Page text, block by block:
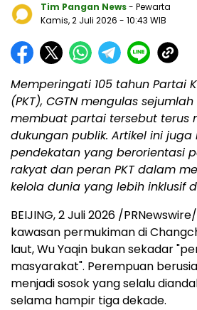
Tim Pangan News- Pewarta
Kamis, 2 Juli 2026 - 10:43 WIB
Memperingati 105 tahun Partai
(PKT), CGTN mengulas
membuat partai tersebut terus
dukungan publik. Artikel ini juga
pendekatan yang berorientasi
rakyat dan peran PKT dalam
kelola dunia yang lebih inklusif
BEIJING, 2 Juli 2026 /
kawasan permukiman di
laut, Wu Yaqin bukan sekadar
masyarakat". Perempuan
menjadi sosok yang selalu
selama hampir tiga dekade.